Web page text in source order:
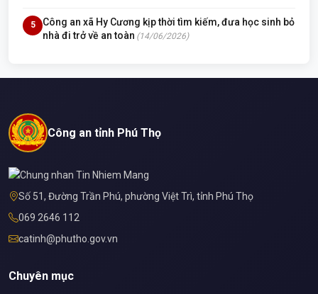
5
Công an xã Hy Cương kịp thời tìm kiếm, đưa học sinh bỏ
nhà đi trở về an toàn (14/06/2026)
Công an tỉnh Phú Thọ
Số 51, Đường Trần Phú, phường Việt Trì, tỉnh Phú Thọ
069 2646 112
catinh@phutho.gov.vn
Chuyên mục